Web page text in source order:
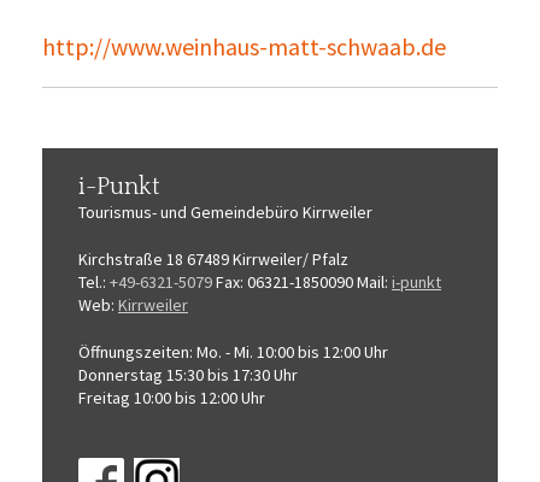
http://www.weinhaus-matt-schwaab.de
i-Punkt
Tourismus-und Gemeindebüro Kirrweiler
Kirchstraße 18 67489 Kirrweiler/ Pfalz
Tel.: +49-6321-5079Fax: 06321-1850090Mail: i-punkt
Web: Kirrweiler
Öffnungszeiten: Mo. - Mi. 10:00 bis 12:00 Uhr
Donnerstag 15:30 bis 17:30 Uhr
Freitag 10:00 bis 12:00 Uhr